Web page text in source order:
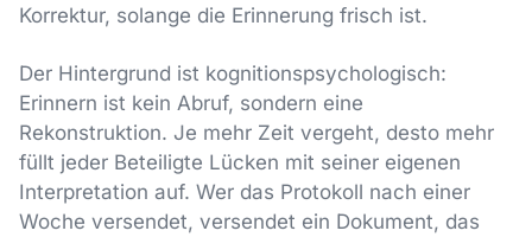
Korrektur, solange die Erinnerung frisch ist.
Der Hintergrund ist kognitionspsychologisch:
Erinnern ist kein Abruf, sondern eine
Rekonstruktion. Je mehr Zeit vergeht, desto mehr
füllt jeder Beteiligte Lücken mit seiner eigenen
Interpretation auf. Wer das Protokoll nach einer
Woche versendet, versendet ein Dokument, das